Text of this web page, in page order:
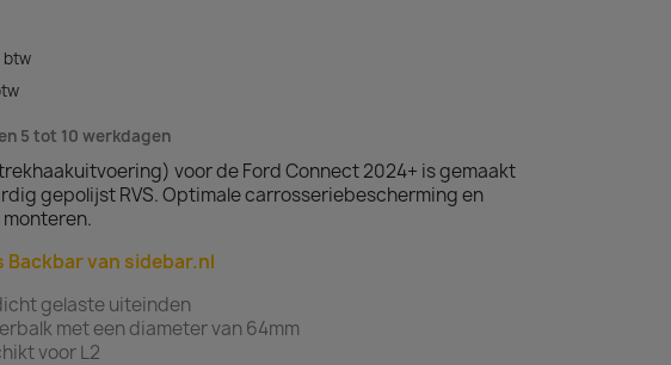
btw
5 tot 10 werkdagen
voor de Ford Connect 2024+ is gemaakt
gepolijst RVS. Optimale carrosseriebescherming en
van sidebar.nl
gelaste uiteinden
met een diameter van 64mm
voor L2